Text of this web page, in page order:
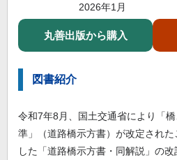
2026年1月
丸善出版から購入
図書紹介
令和7年8月、国土交通省により「
準」（道路橋示方書）が改定され
した「道路橋示方書・同解説」の改